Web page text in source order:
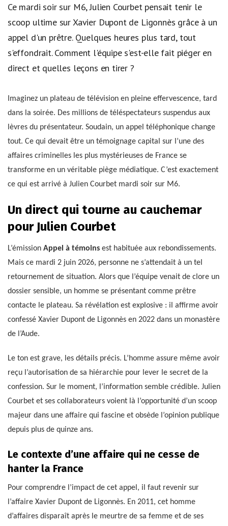
Ce mardi soir sur M6, Julien Courbet pensait tenir le
scoop ultime sur Xavier Dupont de Ligonnès grâce à un
appel d'un prêtre. Quelques heures plus tard, tout
s'effondrait. Comment l'équipe s'est-elle fait piéger en
direct et quelles leçons en tirer ?
Imaginez un plateau de télévision en pleine effervescence, tard
dans la soirée. Des millions de téléspectateurs suspendus aux
lèvres du présentateur. Soudain, un appel téléphonique change
tout. Ce qui devait être un témoignage capital sur l’une des
affaires criminelles les plus mystérieuses de France se
transforme en un véritable piège médiatique. C’est exactement
ce qui est arrivé à Julien Courbet mardi soir sur M6.
Un direct qui tourne au cauchemar
pour Julien Courbet
L’émission Appel à témoins est habituée aux rebondissements.
Mais ce mardi 2 juin 2026, personne ne s’attendait à un tel
retournement de situation. Alors que l’équipe venait de clore un
dossier sensible, un homme se présentant comme prêtre
contacte le plateau. Sa révélation est explosive : il affirme avoir
confessé Xavier Dupont de Ligonnès en 2022 dans un monastère
de l’Aude.
Le ton est grave, les détails précis. L’homme assure même avoir
reçu l’autorisation de sa hiérarchie pour lever le secret de la
confession. Sur le moment, l’information semble crédible. Julien
Courbet et ses collaborateurs voient là l’opportunité d’un scoop
majeur dans une affaire qui fascine et obsède l’opinion publique
depuis plus de quinze ans.
Le contexte d’une affaire qui ne cesse de
hanter la France
Pour comprendre l’impact de cet appel, il faut revenir sur
l’affaire Xavier Dupont de Ligonnès. En 2011, cet homme
d’affaires disparaît après le meurtre de sa femme et de ses